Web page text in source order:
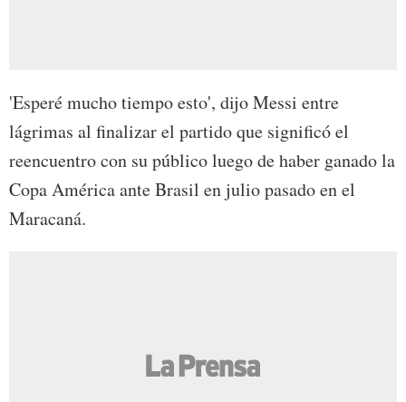
'Esperé mucho tiempo esto', dijo Messi entre
lágrimas al finalizar el partido que significó el
reencuentro con su público luego de haber ganado la
Copa América ante Brasil en julio pasado en el
Maracaná.